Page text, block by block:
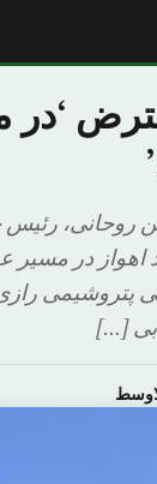
‘در
اهواز در مسیر
پتروشیمی
بی […]